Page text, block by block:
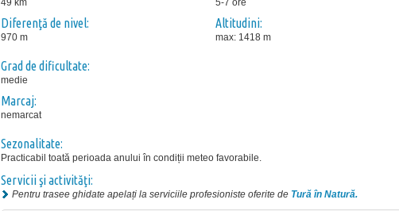
49 km
Diferenţă de nivel:
970 m
5-7 ore
Altitudini:
max: 1418 m
Grad de dificultate:
medie
Marcaj:
nemarcat
Sezonalitate:
Practicabil toată perioada anului în condiții meteo favorabile.
Servicii şi activităţi:
Pentru trasee ghidate apelați la serviciile profesioniste oferite de Tură în Natură.